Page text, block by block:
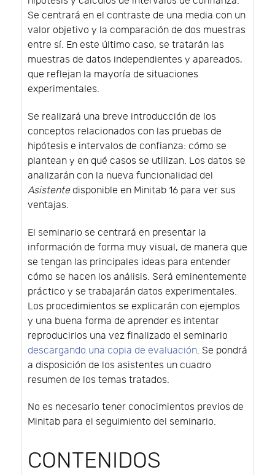
Se centrará en el contraste de una media con un
valor objetivo y la comparación de dos muestras
entre sí. En este último caso, se tratarán las
muestras de datos independientes y apareados,
que reflejan la mayoría de situaciones
experimentales.
Se realizará una breve introducción de los
conceptos relacionados con las pruebas de
hipótesis e intervalos de confianza: cómo se
plantean y en qué casos se utilizan. Los datos se
analizarán con la nueva funcionalidad del
Asistentedisponible en Minitab 16 para ver sus
ventajas.
El seminario se centrará en presentar la
información de forma muy visual, de manera que
se tengan las principales ideas para entender
cómo se hacen los análisis. Será eminentemente
práctico y se trabajarán datos experimentales.
Los procedimientos se explicarán con ejemplos
y una buena forma de aprender es intentar
reproducirlos una vez finalizado el seminario
descargando una copia de evaluación. Se pondrá
a disposición de los asistentes un cuadro
resumen de los temas tratados.
No es necesario tener conocimientos previos de
Minitab para el seguimiento del seminario.
CONTENIDOS